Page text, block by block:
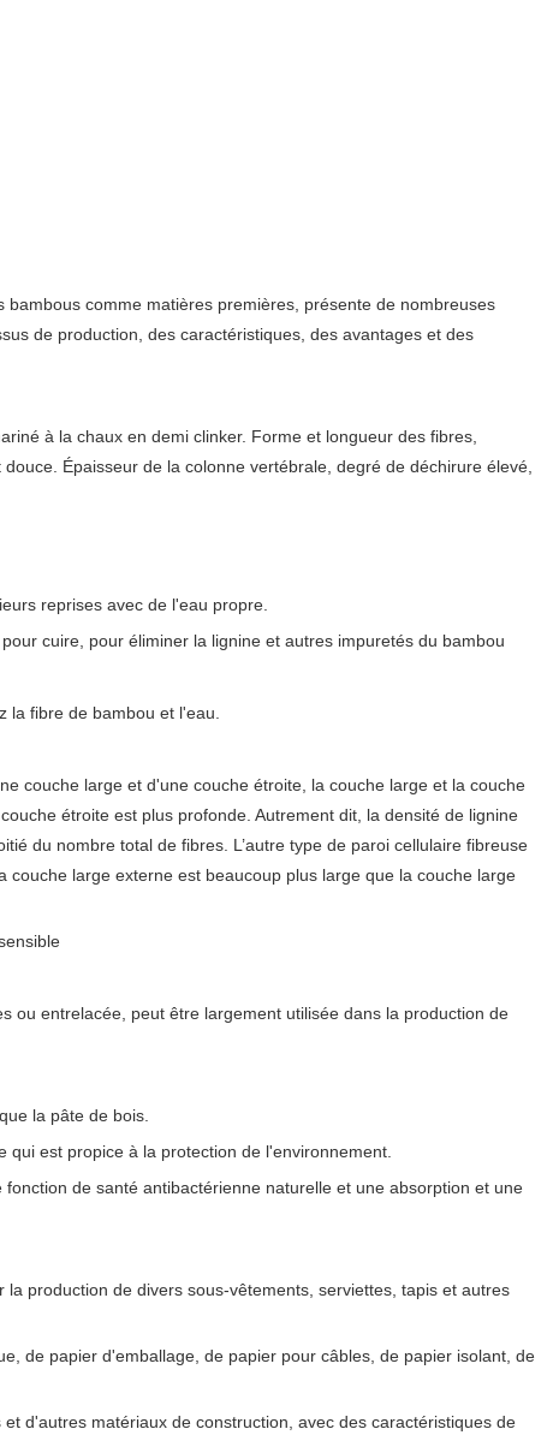
comme matières premières, présente de nombreuses
de production, des caractéristiques, des avantages et des
à la chaux en demi clinker. Forme et longueur des fibres,
Épaisseur de la colonne vertébrale, degré de déchirure élevé,
reprises avec de l'eau propre.
cuire, pour éliminer la lignine et autres impuretés du bambou
fibre de bambou et l'eau.
couche large et d'une couche étroite, la couche large et la couche
étroite est plus profonde. Autrement dit, la densité de lignine
du nombre total de fibres. L’autre type de paroi cellulaire fibreuse
large externe est beaucoup plus large que la couche large
ou entrelacée, peut être largement utilisée dans la production de
la pâte de bois.
est propice à la protection de l'environnement.
de santé antibactérienne naturelle et une absorption et une
production de divers sous-vêtements, serviettes, tapis et autres
de papier d'emballage, de papier pour câbles, de papier isolant, de
d'autres matériaux de construction, avec des caractéristiques de